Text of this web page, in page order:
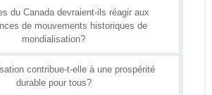
du Canada devraient-ils réagir aux
de mouvements historiques de
mondialisation?
contribue-t-elle à une prospérité
durable pour tous?